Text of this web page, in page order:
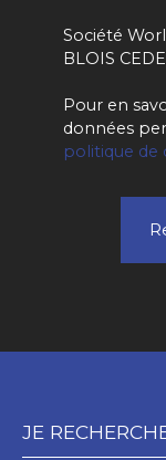
Société
BLOIS
Pour en
données
politique de
JE